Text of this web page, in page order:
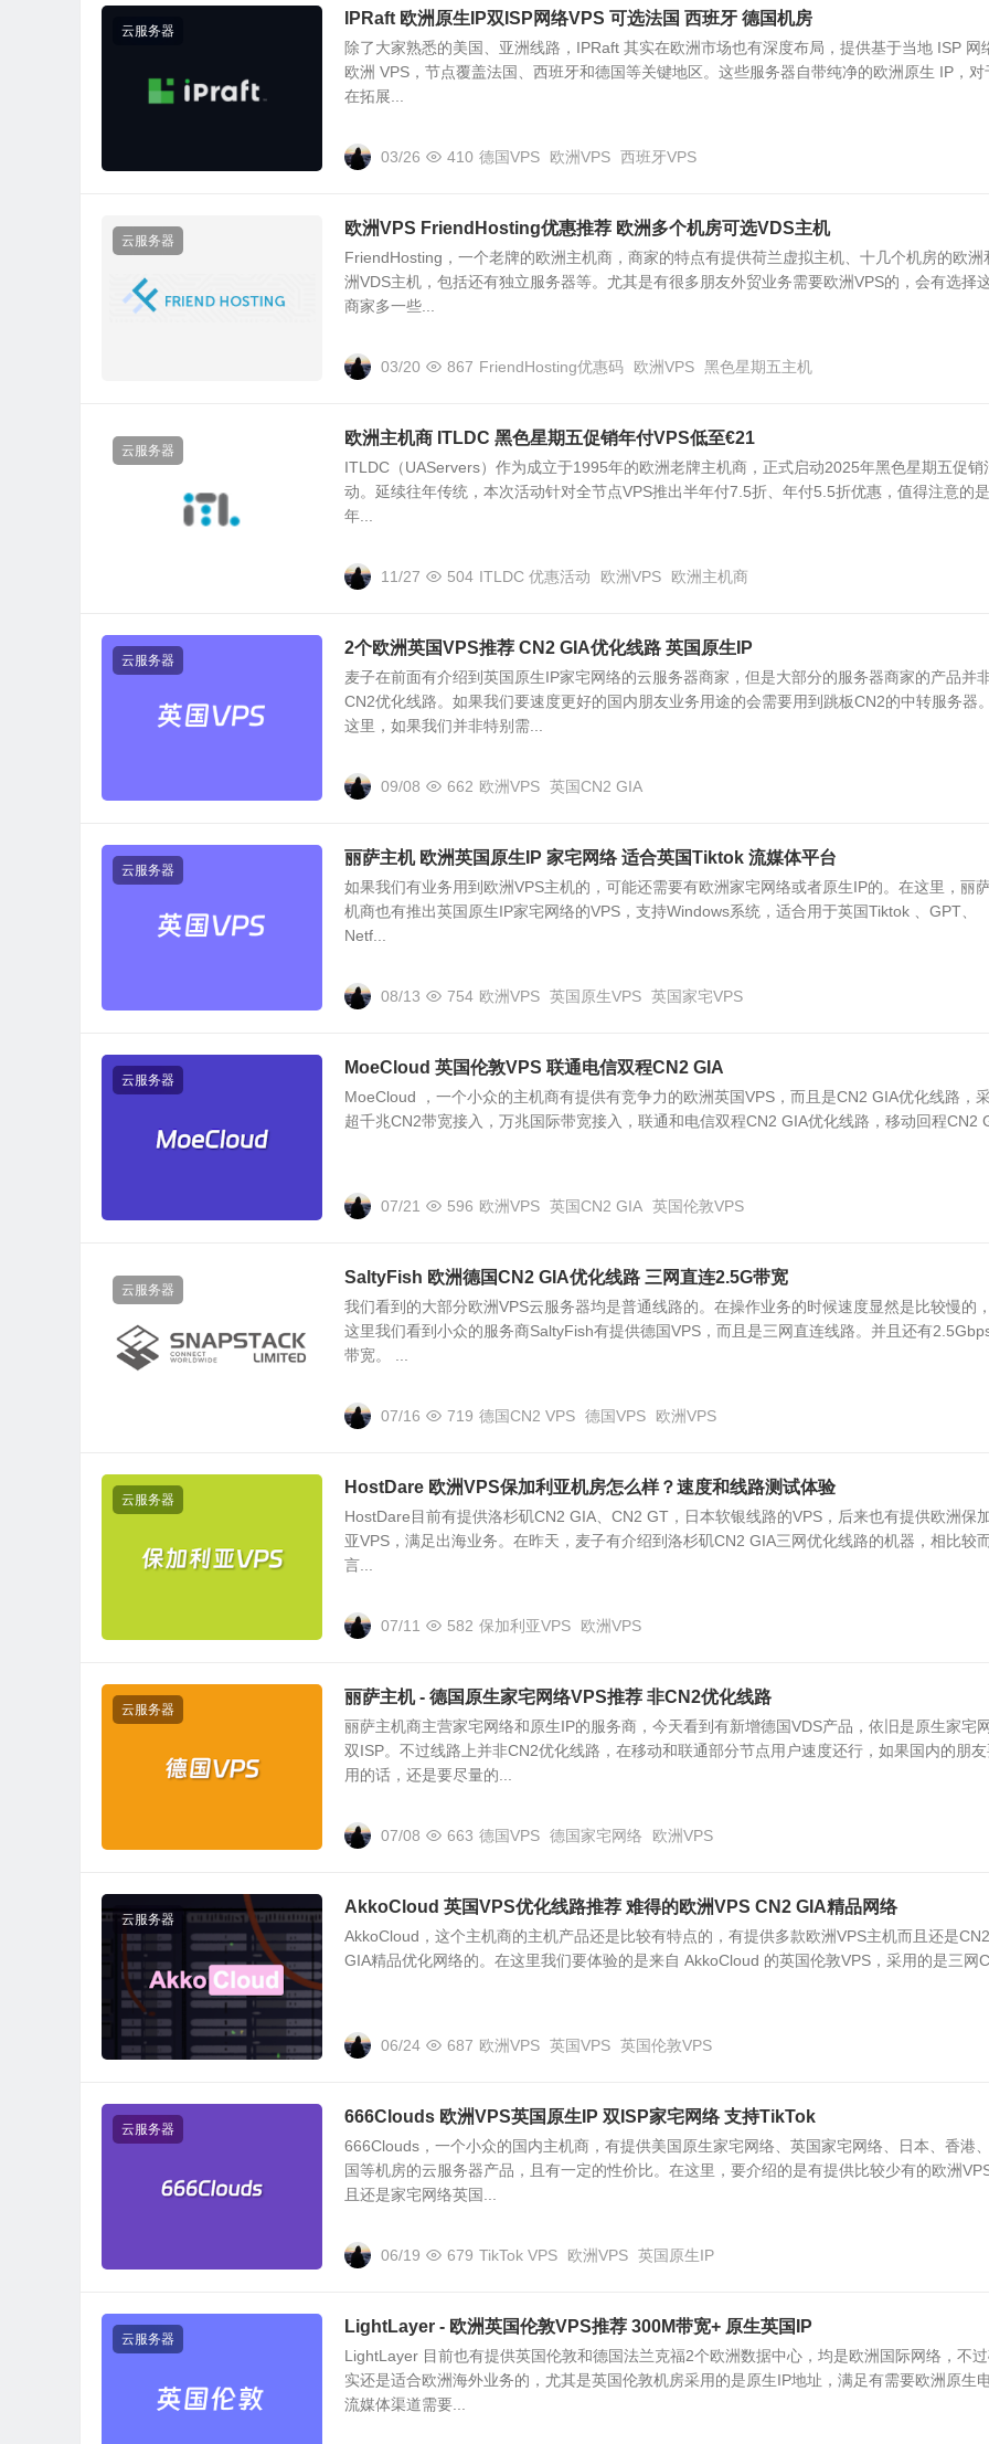
云服务器
IPRaft 欧洲原生IP双ISP网络VPS 可选法国 西班牙 德国机房
除了大家熟悉的美国、亚洲线路，IPRaft 其实在欧洲市场也有深度布局，提供基于当地 ISP 网
欧洲 VPS，节点覆盖法国、西班牙和德国等关键地区。这些服务器自带纯净的欧洲原生 IP，对
在拓展...
03/26 410 德国VPS 欧洲VPS 西班牙VPS
云服务器
欧洲VPS FriendHosting优惠推荐 欧洲多个机房可选VDS主机
FriendHosting，一个老牌的欧洲主机商，商家的特点有提供荷兰虚拟主机、十几个机房的欧洲
洲VDS主机，包括还有独立服务器等。尤其是有很多朋友外贸业务需要欧洲VPS的，会有选择
商家多一些...
03/20 867 FriendHosting优惠码 欧洲VPS 黑色星期五主机
云服务器
欧洲主机商 ITLDC 黑色星期五促销年付VPS低至€21
ITLDC（UAServers）作为成立于1995年的欧洲老牌主机商，正式启动2025年黑色星期五促销
动。延续往年传统，本次活动针对全节点VPS推出半年付7.5折、年付5.5折优惠，值得注意的
年...
11/27 504 ITLDC 优惠活动 欧洲VPS 欧洲主机商
云服务器
2个欧洲英国VPS推荐 CN2 GIA优化线路 英国原生IP
麦子在前面有介绍到英国原生IP家宅网络的云服务器商家，但是大部分的服务器商家的产品并
CN2优化线路。如果我们要速度更好的国内朋友业务用途的会需要用到跳板CN2的中转服务器
这里，如果我们并非特别需...
09/08 662 欧洲VPS 英国CN2 GIA
云服务器
丽萨主机 欧洲英国原生IP 家宅网络 适合英国Tiktok 流媒体平台
如果我们有业务用到欧洲VPS主机的，可能还需要有欧洲家宅网络或者原生IP的。在这里，丽
机商也有推出英国原生IP家宅网络的VPS，支持Windows系统，适合用于英国Tiktok 、GPT、
Netf...
08/13 754 欧洲VPS 英国原生VPS 英国家宅VPS
云服务器
MoeCloud 英国伦敦VPS 联通电信双程CN2 GIA
MoeCloud ，一个小众的主机商有提供有竞争力的欧洲英国VPS，而且是CN2 GIA优化线路，
超千兆CN2带宽接入，万兆国际带宽接入，联通和电信双程CN2 GIA优化线路，移动回程CN2
07/21 596 欧洲VPS 英国CN2 GIA 英国伦敦VPS
云服务器
SaltyFish 欧洲德国CN2 GIA优化线路 三网直连2.5G带宽
我们看到的大部分欧洲VPS云服务器均是普通线路的。在操作业务的时候速度显然是比较慢的
这里我们看到小众的服务商SaltyFish有提供德国VPS，而且是三网直连线路。并且还有
带宽。 ...
07/16 719 德国CN2 VPS 德国VPS 欧洲VPS
云服务器
HostDare 欧洲VPS保加利亚机房怎么样？速度和线路测试体验
HostDare目前有提供洛杉矶CN2 GIA、CN2 GT，日本软银线路的VPS，后来也有提供欧洲保
亚VPS，满足出海业务。在昨天，麦子有介绍到洛杉矶CN2 GIA三网优化线路的机器，相比较
言...
07/11 582 保加利亚VPS 欧洲VPS
云服务器
丽萨主机 - 德国原生家宅网络VPS推荐 非CN2优化线路
丽萨主机商主营家宅网络和原生IP的服务商，今天看到有新增德国VDS产品，依旧是原生家宅
双ISP。不过线路上并非CN2优化线路，在移动和联通部分节点用户速度还行，如果国内的朋
用的话，还是要尽量的...
07/08 663 德国VPS 德国家宅网络 欧洲VPS
云服务器
AkkoCloud 英国VPS优化线路推荐 难得的欧洲VPS CN2 GIA精品网络
AkkoCloud，这个主机商的主机产品还是比较有特点的，有提供多款欧洲VPS主机而且还是CN2
GIA精品优化网络的。在这里我们要体验的是来自 AkkoCloud 的英国伦敦VPS，采用的是三网
06/24 687 欧洲VPS 英国VPS 英国伦敦VPS
云服务器
666Clouds 欧洲VPS英国原生IP 双ISP家宅网络 支持TikTok
666Clouds，一个小众的国内主机商，有提供美国原生家宅网络、英国家宅网络、日本、香港
国等机房的云服务器产品，且有一定的性价比。在这里，要介绍的是有提供比较少有的欧洲
且还是家宅网络英国...
06/19 679 TikTok VPS 欧洲VPS 英国原生IP
云服务器
LightLayer - 欧洲英国伦敦VPS推荐 300M带宽+ 原生英国IP
LightLayer 目前也有提供英国伦敦和德国法兰克福2个欧洲数据中心，均是欧洲国际网络，不
实还是适合欧洲海外业务的，尤其是英国伦敦机房采用的是原生IP地址，满足有需要欧洲原生
流媒体渠道需要...